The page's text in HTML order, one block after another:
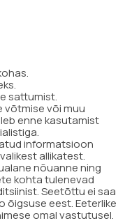
sattumist.
võtmise või muu
enne kasutamist
informatsioon
allikatest.
nõuanne ning
kohta tulenevad
Seetõttu ei saa
õigsuse eest. Eeterlike
omal vastutusel.